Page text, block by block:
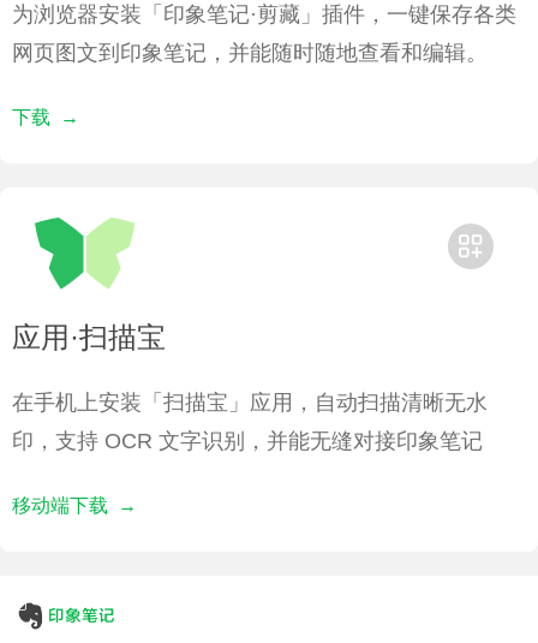
为浏览器安装「印象笔记·剪藏」插件，⼀键保存各类
⽹页图文到印象笔记，并能随时随地查看和编辑。
下载 →
应用·扫描宝
在手机上安装「扫描宝」应用，自动扫描清晰无水
印，支持 OCR 文字识别，并能无缝对接印象笔记
移动端下载 →